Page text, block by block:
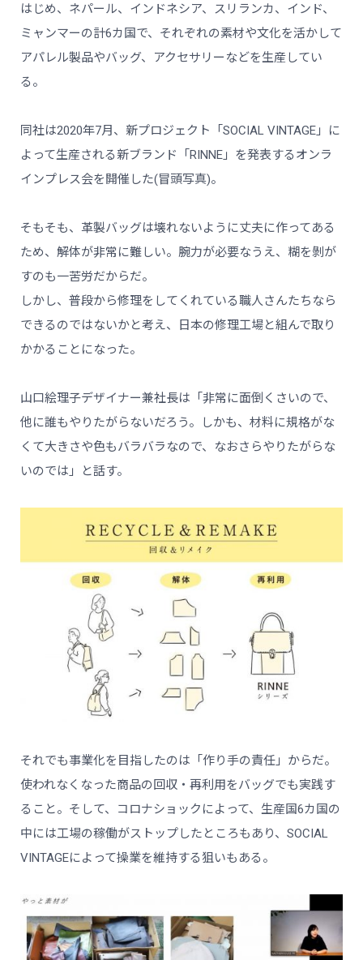
はじめ、ネパール、インドネシア、スリランカ、インド、
ミャンマーの計6カ国で、それぞれの素材や文化を活かして
アパレル製品やバッグ、アクセサリーなどを生産してい
る。
同社は2020年7月、新プロジェクト「SOCIAL VINTAGE」に
よって生産される新ブランド「RINNE」を発表するオンラ
インプレス会を開催した(冒頭写真)。
そもそも、革製バッグは壊れないように丈夫に作ってある
ため、解体が非常に難しい。腕力が必要なうえ、糊を剝が
すのも一苦労だからだ。
しかし、普段から修理をしてくれている職人さんたちなら
できるのではないかと考え、日本の修理工場と組んで取り
かかることになった。
山口絵理子デザイナー兼社長は「非常に面倒くさいので、
他に誰もやりたがらないだろう。しかも、材料に規格がな
くて大きさや色もバラバラなので、なおさらやりたがらな
いのでは」と話す。
それでも事業化を目指したのは「作り手の責任」からだ。
使われなくなった商品の回収・再利用をバッグでも実践す
ること。そして、コロナショックによって、生産国6カ国の
中には工場の稼働がストップしたところもあり、SOCIAL
VINTAGEによって操業を維持する狙いもある。